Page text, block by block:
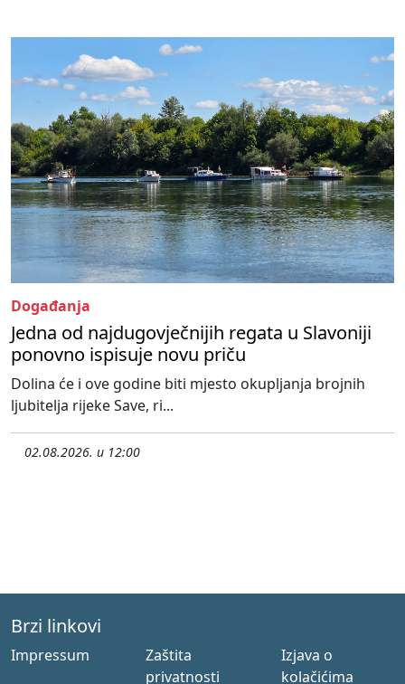
Događanja
Jedna od najdugovječnijih regata u Slavoniji
ponovno ispisuje novu priču
Dolina će i ove godine biti mjesto okupljanja brojnih
ljubitelja rijeke Save, ri...
02.08.2026. u 12:00
Brzi linkovi
Impressum
Zaštita
privatnosti
Izjava o
kolačićima